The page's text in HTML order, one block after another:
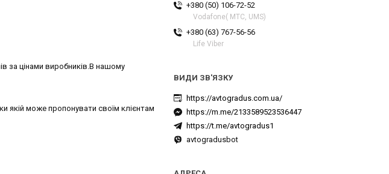
за цінами виробників.В нашому
якій може пропонувати своїм клієнтам
+380 (50) 106-72-52
Vodafone( МТС, UMS)
+380 (63) 767-56-56
Life Viber
https://avtogradus.com.ua/
https://m.me/2133589523536447
https://t.me/avtogradus1
avtogradusbot